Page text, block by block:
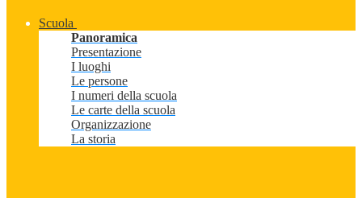
Scuola
Panoramica
Presentazione
I luoghi
Le persone
I numeri della scuola
Le carte della scuola
Organizzazione
La storia